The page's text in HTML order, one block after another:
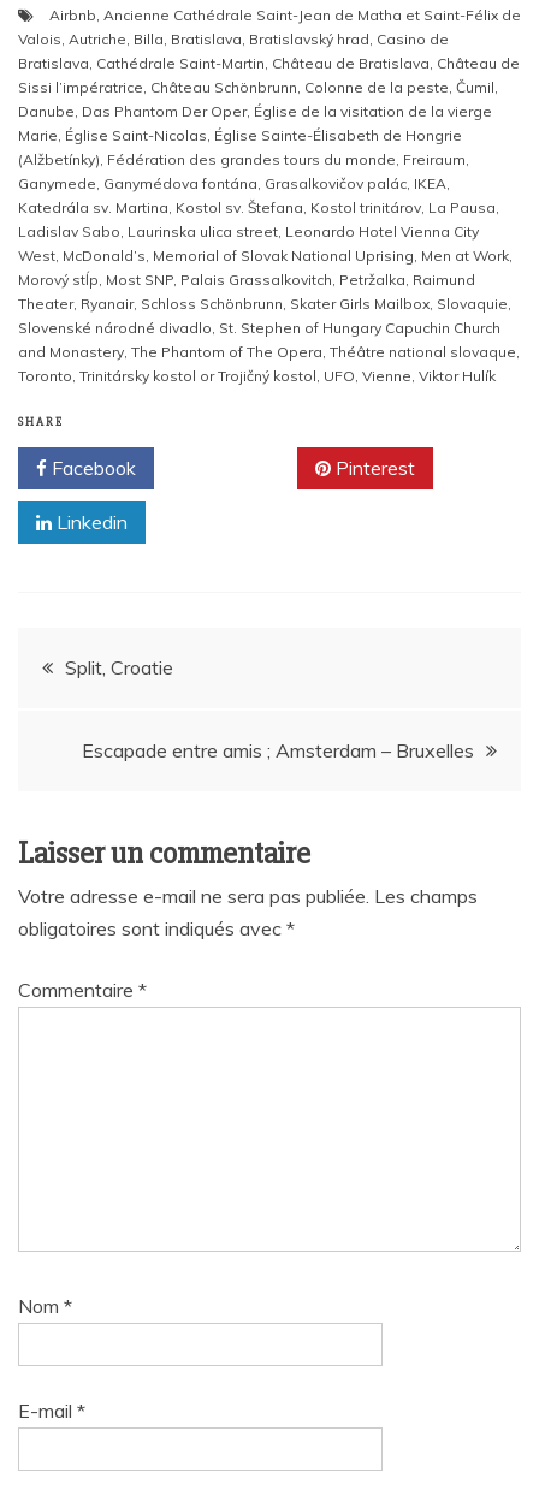
Airbnb, Ancienne Cathédrale Saint-Jean de Matha et Saint-Félix de
Valois, Autriche, Billa, Bratislava, Bratislavský hrad, Casino de
Bratislava, Cathédrale Saint-Martin, Château de Bratislava, Château de
Sissi l’impératrice, Château Schönbrunn, Colonne de la peste, Čumil,
Danube, Das Phantom Der Oper, Église de la visitation de la vierge
Marie, Église Saint-Nicolas, Église Sainte-Élisabeth de Hongrie
(Alžbetínky), Fédération des grandes tours du monde, Freiraum,
Ganymede, Ganymédova fontána, Grasalkovičov palác, IKEA,
Katedrála sv. Martina, Kostol sv. Štefana, Kostol trinitárov, La Pausa,
Ladislav Sabo, Laurinska ulica street, Leonardo Hotel Vienna City
West, McDonald’s, Memorial of Slovak National Uprising, Men at Work,
Morový stĺp, Most SNP, Palais Grassalkovitch, Petržalka, Raimund
Theater, Ryanair, Schloss Schönbrunn, Skater Girls Mailbox, Slovaquie,
Slovenské národné divadlo, St. Stephen of Hungary Capuchin Church
and Monastery, The Phantom of The Opera, Théâtre national slovaque,
Toronto, Trinitársky kostol or Trojičný kostol, UFO, Vienne, Viktor Hulík
SHARE
Facebook Pinterest
Linkedin
Navigation
Split, Croatie
Escapade entre amis ; Amsterdam – Bruxelles
Laisser un commentaire
Votre adresse e-mail ne sera pas publiée. Les champs
obligatoires sont indiqués avec *
Commentaire *
Nom *
E-mail *